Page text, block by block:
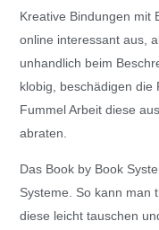
Kreative Bindungen mit
online interessant aus,
unhandlich beim
klobig, beschädigen die
Fummel Arbeit diese
abraten.
Das Book by Book
Systeme. So kann man
diese leicht tauschen